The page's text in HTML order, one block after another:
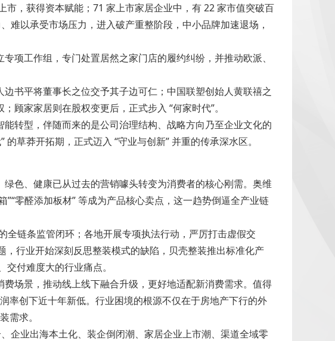
市，获得资本赋能；71 家上市家居企业中，有 22 家市值突破百
难以承受市场压力，进入破产重整阶段，中小品牌加速退场，
项工作组，专门处置居然之家门店的履约纠纷，并推动欧派、
书平将董事长之位交予其子边可仁；中国联塑创始人黄联禧之
顾家家居则在股权变更后，正式步入 “何家时代”。
转型，伴随而来的是公司治理结构、战略方向乃至企业文化的
草莽开拓期，正式迈入 “守业与创新” 并重的传承深水区。
色、健康已从过去的营销噱头转变为消费者的核心刚需。奥维
零醛添加板材” 等成为产品核心卖点，这一趋势倒逼全产业链
全链条监管闭环；各地开展专项执法行动，严厉打击虚假交
行业开始深刻反思整装模式的缺陷，贝壳整装推出标准化产
付难度大的行业痛点。
场景，推动线上线下融合升级，更好地适配新消费需求。值得
率创下近十年新低。行业困境的根源不仅在于房地产下行的外
需求。
企业出海本土化、装企倒闭潮、家居企业上市潮、渠道全域零